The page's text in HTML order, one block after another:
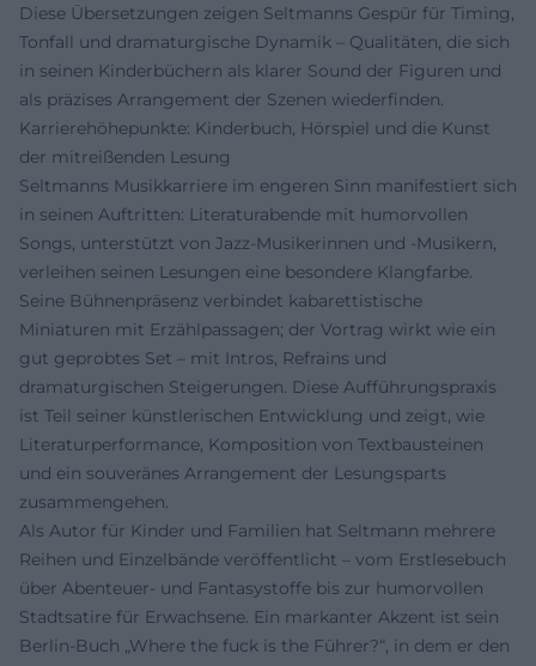
Diese Übersetzungen zeigen Seltmanns Gespür für Timing,
Tonfall und dramaturgische Dynamik – Qualitäten, die sich
in seinen Kinderbüchern als klarer Sound der Figuren und
als präzises Arrangement der Szenen wiederfinden.
Karrierehöhepunkte: Kinderbuch, Hörspiel und die Kunst
der mitreißenden Lesung
Seltmanns Musikkarriere im engeren Sinn manifestiert sich
in seinen Auftritten: Literaturabende mit humorvollen
Songs, unterstützt von Jazz-Musikerinnen und -Musikern,
verleihen seinen Lesungen eine besondere Klangfarbe.
Seine Bühnenpräsenz verbindet kabarettistische
Miniaturen mit Erzählpassagen; der Vortrag wirkt wie ein
gut geprobtes Set – mit Intros, Refrains und
dramaturgischen Steigerungen. Diese Aufführungspraxis
ist Teil seiner künstlerischen Entwicklung und zeigt, wie
Literaturperformance, Komposition von Textbausteinen
und ein souveränes Arrangement der Lesungsparts
zusammengehen.
Als Autor für Kinder und Familien hat Seltmann mehrere
Reihen und Einzelbände veröffentlicht – vom Erstlesebuch
über Abenteuer- und Fantasystoffe bis zur humorvollen
Stadtsatire für Erwachsene. Ein markanter Akzent ist sein
Berlin-Buch „Where the fuck is the Führer?“, in dem er den